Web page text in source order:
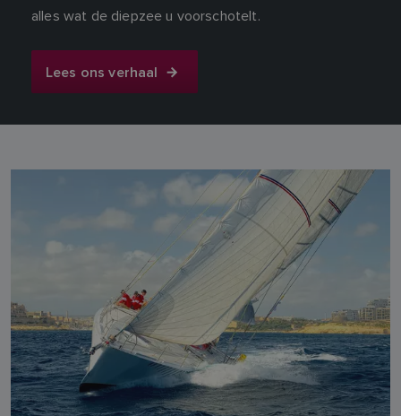
alles wat de diepzee u voorschotelt.
Lees ons verhaal